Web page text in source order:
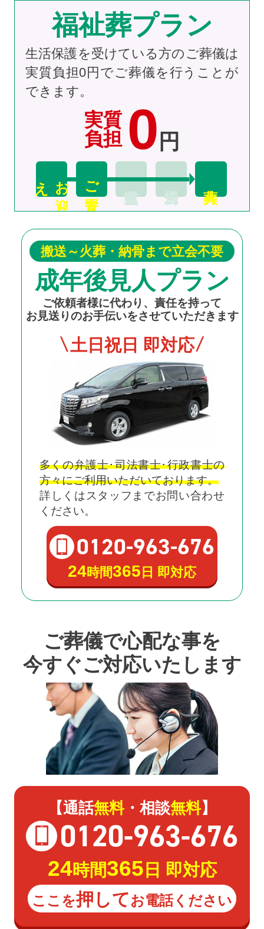
福祉葬プラン
実質
負担 0 円
生活保護を受けている方のご葬儀は
実質負担0円でご葬儀を行うことが
できます。
お
迎
え ご安置
搬送～火葬・納骨まで立会不要
成年後見人プラン
ご依頼者様に代わり、責任を持って
お見送りのお手伝いをさせていただきます
土日祝日 即対応
多くの弁護士･司法書士･行政書士の
方々にご利用いただいております。
詳しくはスタッフまでお問い合わせ
ください。
0120-963-676
24時間365 日 即対応
ご葬儀で心配な事を
今すぐご対応いたします
【通話無料・相談無料】
0120-963-676
24時間365 日 即対応
ここを押してお電話ください